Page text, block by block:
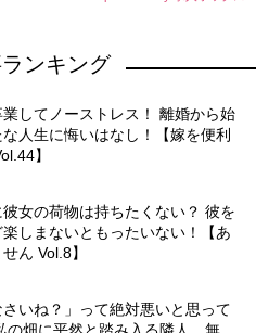
ンキング
してノーストレス！ 離婚から始
人生に悔いはなし！【嫁を便利
】
女の荷物は持ちたくない？ 彼を
しまないともったいない！【あ
ん Vol.8】
さいね？」って絶対悪いと思って